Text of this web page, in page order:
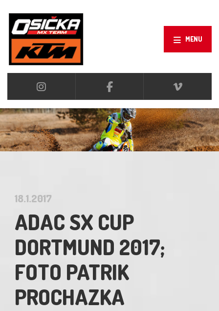
MENU
18.1.2017
ADAC SX CUP
DORTMUND 2017;
FOTO PATRIK
PROCHAZKA